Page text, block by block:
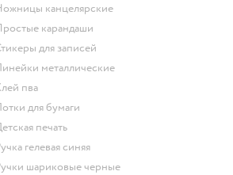
Ножницы канцелярские
Простые карандаши
Стикеры для записей
Линейки металлические
Клей пва
Лотки для бумаги
Детская печать
Ручка гелевая синяя
Ручки шариковые черные